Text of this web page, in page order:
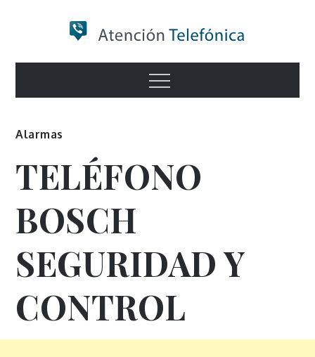
Numero de
Información
Menu
Alarmas
TELÉFONO
BOSCH
SEGURIDAD Y
CONTROL